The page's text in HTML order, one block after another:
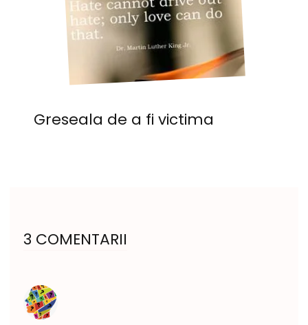
Greseala de a fi victima
3 COMENTARII